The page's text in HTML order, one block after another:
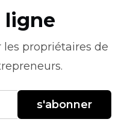
ligne
les propriétaires de
s'abonner